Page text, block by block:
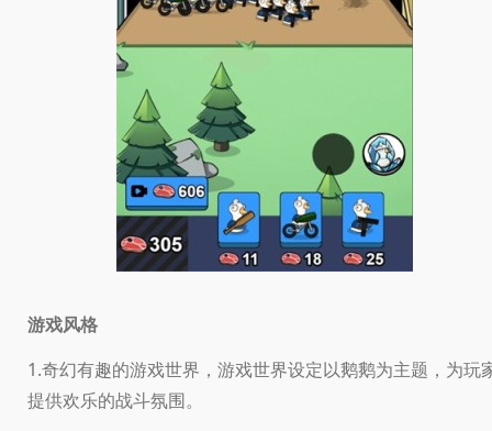
游戏风格
1.奇幻有趣的游戏世界，游戏世界设定以鹅鹅为主题，为玩
提供欢乐的战斗氛围。